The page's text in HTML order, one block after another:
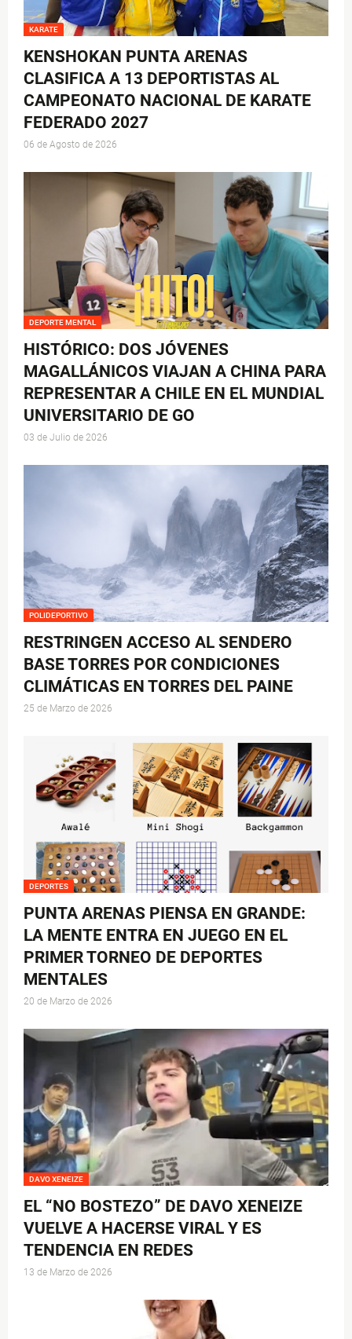
KARATE
KENSHOKAN PUNTA ARENAS
CLASIFICA A 13 DEPORTISTAS AL
CAMPEONATO NACIONAL DE KARATE
FEDERADO 2027
06 de Agosto de 2026
DEPORTE MENTAL
HISTÓRICO: DOS JÓVENES
MAGALLÁNICOS VIAJAN A CHINA PARA
REPRESENTAR A CHILE EN EL MUNDIAL
UNIVERSITARIO DE GO
03 de Julio de 2026
POLIDEPORTIVO
RESTRINGEN ACCESO AL SENDERO
BASE TORRES POR CONDICIONES
CLIMÁTICAS EN TORRES DEL PAINE
25 de Marzo de 2026
DEPORTES
PUNTA ARENAS PIENSA EN GRANDE:
LA MENTE ENTRA EN JUEGO EN EL
PRIMER TORNEO DE DEPORTES
MENTALES
20 de Marzo de 2026
DAVO XENEIZE
EL “NO BOSTEZO” DE DAVO XENEIZE
VUELVE A HACERSE VIRAL Y ES
TENDENCIA EN REDES
13 de Marzo de 2026